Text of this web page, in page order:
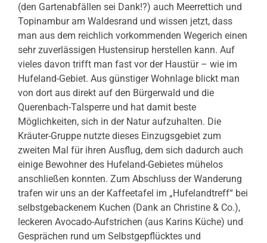
(den Gartenabfällen sei Dank!?) auch Meerrettich und
Topinambur am Waldesrand und wissen jetzt, dass
man aus dem reichlich vorkommenden Wegerich einen
sehr zuverlässigen Hustensirup herstellen kann. Auf
vieles davon trifft man fast vor der Haustür – wie im
Hufeland-Gebiet. Aus günstiger Wohnlage blickt man
von dort aus direkt auf den Bürgerwald und die
Querenbach-Talsperre und hat damit beste
Möglichkeiten, sich in der Natur aufzuhalten. Die
Kräuter-Gruppe nutzte dieses Einzugsgebiet zum
zweiten Mal für ihren Ausflug, dem sich dadurch auch
einige Bewohner des Hufeland-Gebietes mühelos
anschließen konnten. Zum Abschluss der Wanderung
trafen wir uns an der Kaffeetafel im „Hufelandtreff“ bei
selbstgebackenem Kuchen (Dank an Christine & Co.),
leckeren Avocado-Aufstrichen (aus Karins Küche) und
Gesprächen rund um Selbstgepflücktes und